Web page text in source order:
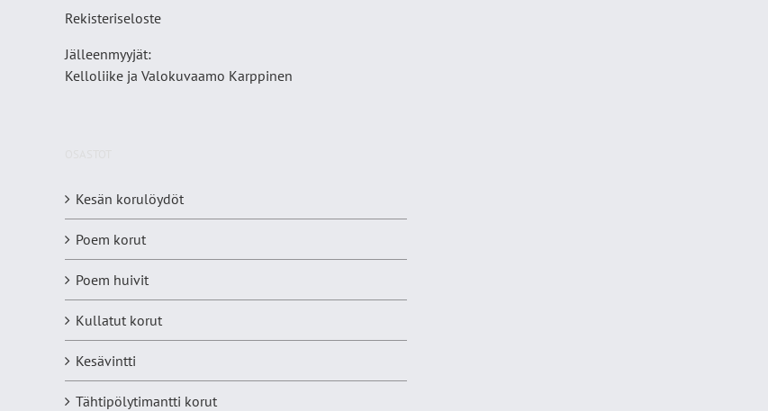
Rekisteriseloste
Jälleenmyyjät:
Kelloliike ja Valokuvaamo Karppinen
Kesän korulöydöt
Poem korut
Poem huivit
Kullatut korut
Kesävintti
Tähtipölytimantti korut